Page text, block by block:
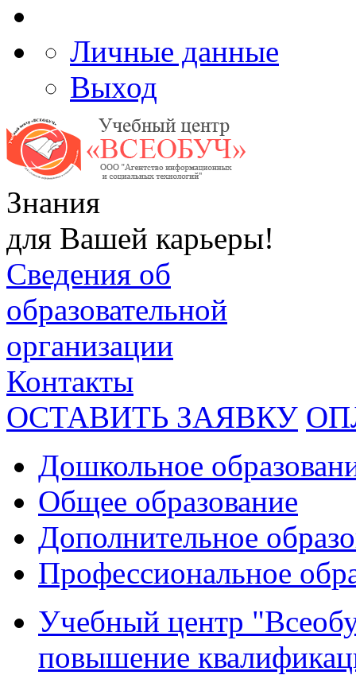
Личные данные
Выход
Знания
для Вашей карьеры!
Сведения об
образовательной
организации
Контакты
ОСТАВИТЬ ЗАЯВКУ
Дошкольное
Общее образование
Дополнительное
Профессиональное
Учебный центр
повышение